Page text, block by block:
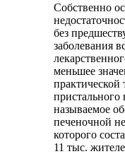
Собственно
без
заболевания
меньшее
практической
пристального
называемое
печеночной
которого
11 тыс.